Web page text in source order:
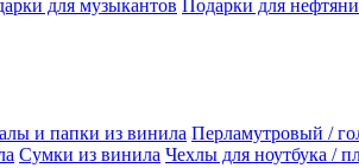
для музыкантов Подарки для
и папки из винила Перламутровый /
Сумки из винила Чехлы для ноутбука /